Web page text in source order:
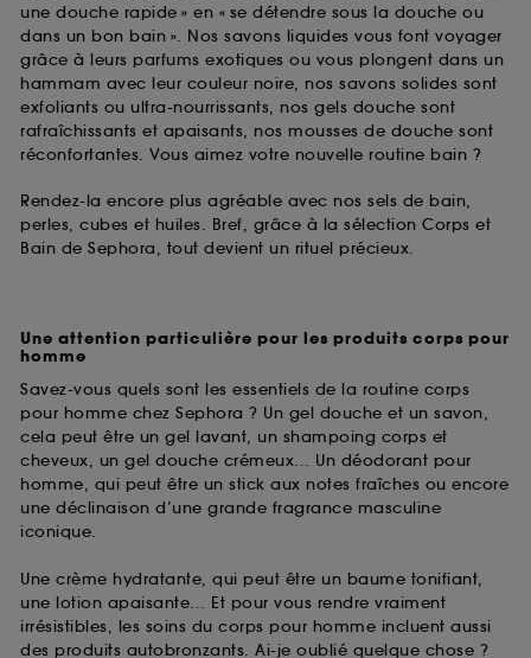
une douche rapide » en « se détendre sous la douche ou
dans un bon bain ». Nos savons liquides vous font voyager
grâce à leurs parfums exotiques ou vous plongent dans un
hammam avec leur couleur noire, nos savons solides sont
exfoliants ou ultra-nourrissants, nos gels douche sont
rafraîchissants et apaisants, nos mousses de douche sont
réconfortantes. Vous aimez votre nouvelle routine bain ?
Rendez-la encore plus agréable avec nos sels de bain,
perles, cubes et huiles. Bref, grâce à la sélection Corps et
Bain de Sephora, tout devient un rituel précieux.
Une attention particulière pour les produits corps pour
homme
Savez-vous quels sont les essentiels de la routine corps
pour homme chez Sephora ? Un gel douche et un savon,
cela peut être un gel lavant, un shampoing corps et
cheveux, un gel douche crémeux… Un déodorant pour
homme, qui peut être un stick aux notes fraîches ou encore
une déclinaison d’une grande fragrance masculine
iconique.
Une crème hydratante, qui peut être un baume tonifiant,
une lotion apaisante… Et pour vous rendre vraiment
irrésistibles, les soins du corps pour homme incluent aussi
des produits autobronzants. Ai-je oublié quelque chose ?